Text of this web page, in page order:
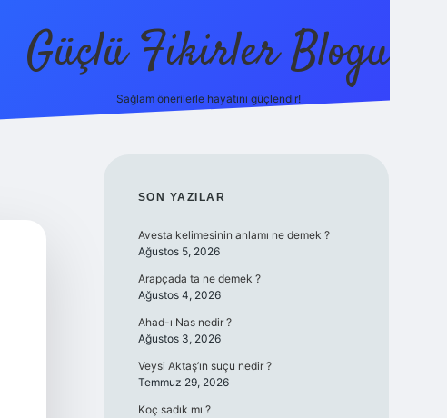
Güçlü Fikirler Blogu
Sağlam önerilerle hayatını güçlendir!
SIDEBAR
SON YAZILAR
Avesta kelimesinin anlamı ne demek ?
Ağustos 5, 2026
Arapçada ta ne demek ?
Ağustos 4, 2026
Ahad-ı Nas nedir ?
Ağustos 3, 2026
Veysi Aktaş’ın suçu nedir ?
Temmuz 29, 2026
Koç sadık mı ?